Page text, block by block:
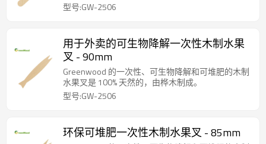
型号:GW-2506
用于外卖的可生物降解一次性木制水果
叉 - 90mm
Greenwood 的一次性、可生物降解和可堆肥的木制
水果叉是 100% 天然的，由桦木制成。
型号:GW-2506
环保可堆肥一次性木制水果叉 - 85mm